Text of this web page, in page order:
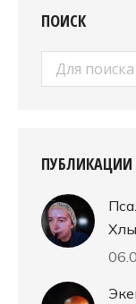
ПОИСК
Поиск:
ПУБЛИКАЦИИ